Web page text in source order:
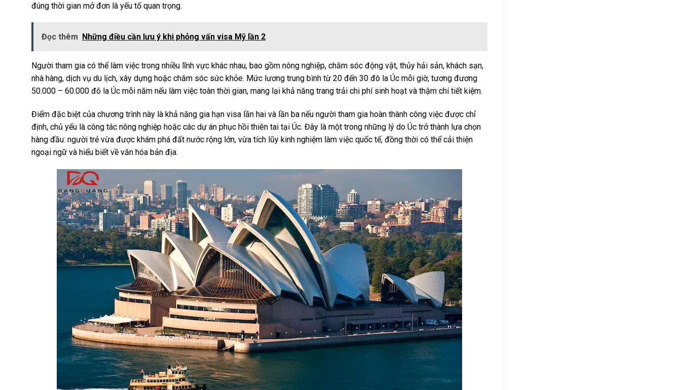
đúng thời gian mở đơn là yếu tố quan trọng.
Đọc thêm Những điều cần lưu ý khi phỏng vấn visa Mỹ lần 2
Người tham gia có thể làm việc trong nhiều lĩnh vực khác nhau, bao gồm nông nghiệp, chăm sóc động vật, thủy hải sản, khách sạn,
nhà hàng, dịch vụ du lịch, xây dựng hoặc chăm sóc sức khỏe. Mức lương trung bình từ 20 đến 30 đô la Úc mỗi giờ, tương đương
50.000 – 60.000 đô la Úc mỗi năm nếu làm việc toàn thời gian, mang lại khả năng trang trải chi phí sinh hoạt và thậm chí tiết kiệm.
Điểm đặc biệt của chương trình này là khả năng gia hạn visa lần hai và lần ba nếu người tham gia hoàn thành công việc được chỉ
định, chủ yếu là công tác nông nghiệp hoặc các dự án phục hồi thiên tai tại Úc. Đây là một trong những lý do Úc trở thành lựa chọn
hàng đầu: người trẻ vừa được khám phá đất nước rộng lớn, vừa tích lũy kinh nghiệm làm việc quốc tế, đồng thời có thể cải thiện
ngoại ngữ và hiểu biết về văn hóa bản địa.